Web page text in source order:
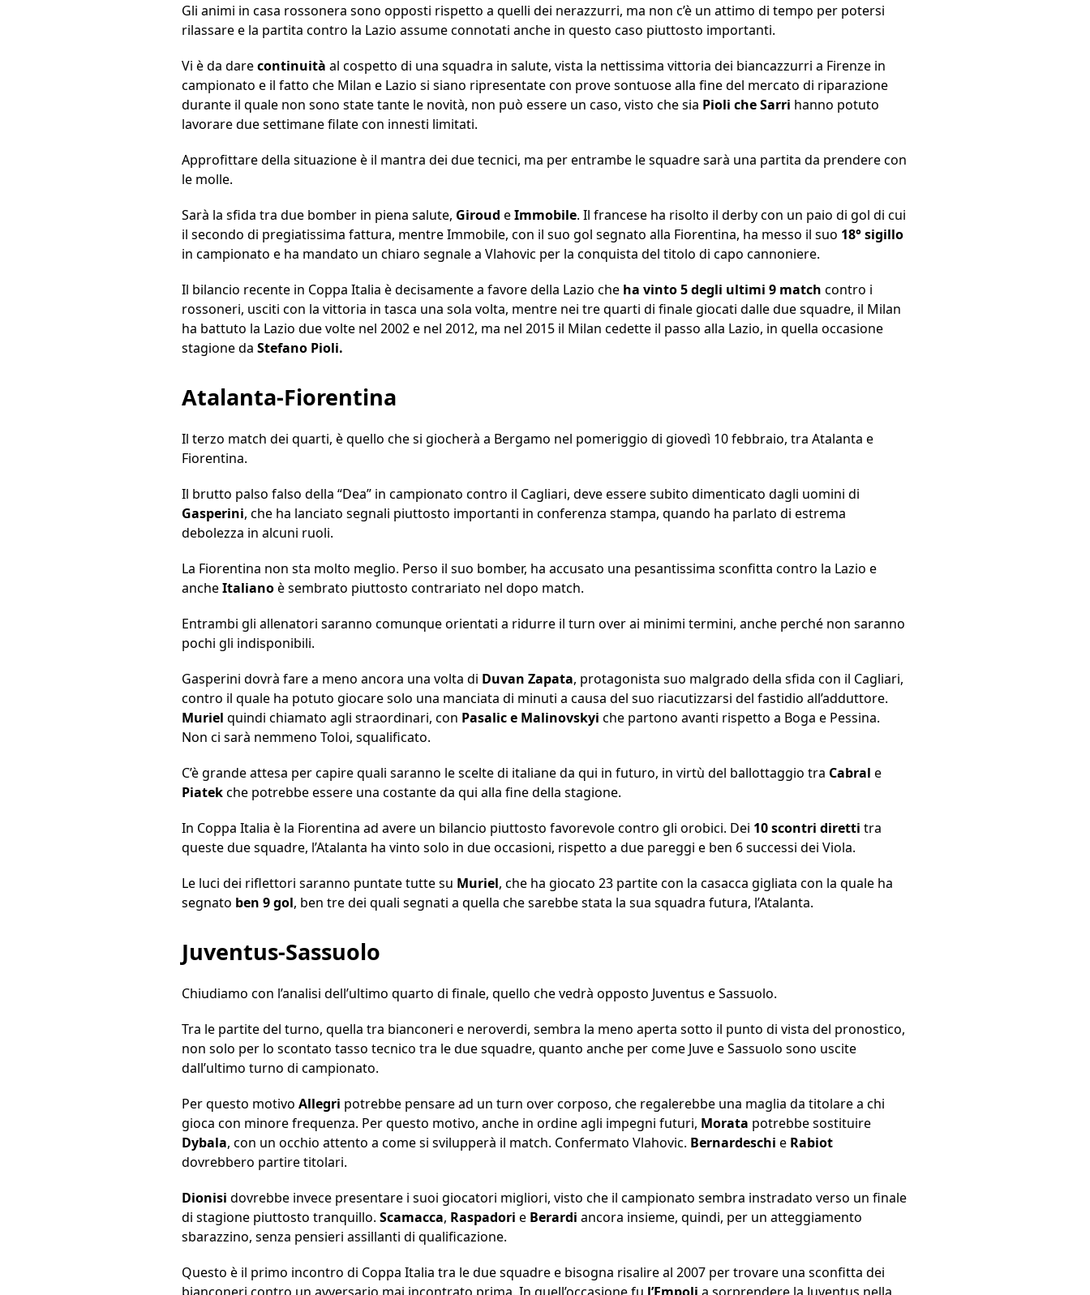
Gli animi in casa rossonera sono opposti rispetto a quelli dei nerazzurri, ma non c’è un attimo di tempo per potersi
rilassare e la partita contro la Lazio assume connotati anche in questo caso piuttosto importanti.
Vi è da darecontinuità al cospetto di una squadra in salute, vista la nettissima vittoria dei biancazzurri a Firenze in
campionato e il fatto che Milan e Lazio si siano ripresentate con prove sontuose alla fine del mercato di riparazione
durante il quale non sono state tante le novità, non può essere un caso, visto che sia Pioli che Sarri hanno potuto
lavorare due settimane filate con innesti limitati.
Approfittare della situazione è il mantra dei due tecnici, ma per entrambe le squadre sarà una partita da prendere con
le molle.
Sarà la sfida tra due bomber in piena salute, Giroud eImmobile. Il francese ha risolto il derby con un paio di gol di cui
il secondo di pregiatissima fattura, mentre Immobile, con il suo gol segnato alla Fiorentina, ha messo il suo 18° sigillo
in campionato e ha mandato un chiaro segnale a Vlahovic per la conquista del titolo di capo cannoniere.
Il bilancio recente in Coppa Italia è decisamente a favore della Lazio che ha vinto 5 degli ultimi 9 match contro i
rossoneri, usciti con la vittoria in tasca una sola volta, mentre nei tre quarti di finale giocati dalle due squadre, il Milan
ha battuto la Lazio due volte nel 2002 e nel 2012, ma nel 2015 il Milan cedette il passo alla Lazio, in quella occasione
stagione da Stefano Pioli.
Atalanta-Fiorentina
Il terzo match dei quarti, è quello che si giocherà a Bergamo nel pomeriggio di giovedì 10 febbraio, tra Atalanta e
Fiorentina.
Il brutto palso falso della “Dea” in campionato contro il Cagliari, deve essere subito dimenticato dagli uomini di
Gasperini, che ha lanciato segnali piuttosto importanti in conferenza stampa, quando ha parlato di estrema
debolezza in alcuni ruoli.
La Fiorentina non sta molto meglio. Perso il suo bomber, ha accusato una pesantissima sconfitta contro la Lazio e
ancheItalianoè sembrato piuttosto contrariato nel dopo match.
Entrambi gli allenatori saranno comunque orientati a ridurre il turn over ai minimi termini, anche perché non saranno
pochi gli indisponibili.
Gasperini dovrà fare a meno ancora una volta di Duvan Zapata, protagonista suo malgrado della sfida con il Cagliari,
contro il quale ha potuto giocare solo una manciata di minuti a causa del suo riacutizzarsi del fastidio all’adduttore.
Muriel quindi chiamato agli straordinari, con Pasalic e Malinovskyi che partono avanti rispetto a Boga e Pessina.
Non ci sarà nemmeno Toloi, squalificato.
C’è grande attesa per capire quali saranno le scelte di italiane da qui in futuro, in virtù del ballottaggio tra Cabral e
Piatekche potrebbe essere una costante da qui alla fine della stagione.
In Coppa Italia è la Fiorentina ad avere un bilancio piuttosto favorevole contro gli orobici. Dei 10 scontri diretti tra
queste due squadre, l’Atalanta ha vinto solo in due occasioni, rispetto a due pareggi e ben 6 successi dei Viola.
Le luci dei riflettori saranno puntate tutte su Muriel, che ha giocato 23 partite con la casacca gigliata con la quale ha
segnato ben 9 gol, ben tre dei quali segnati a quella che sarebbe stata la sua squadra futura, l’Atalanta.
Juventus-Sassuolo
Chiudiamo con l’analisi dell’ultimo quarto di finale, quello che vedrà opposto Juventus e Sassuolo.
Tra le partite del turno, quella tra bianconeri e neroverdi, sembra la meno aperta sotto il punto di vista del pronostico,
non solo per lo scontato tasso tecnico tra le due squadre, quanto anche per come Juve e Sassuolo sono uscite
dall’ultimo turno di campionato.
Per questo motivo Allegri potrebbe pensare ad un turn over corposo, che regalerebbe una maglia da titolare a chi
gioca con minore frequenza. Per questo motivo, anche in ordine agli impegni futuri, Morata potrebbe sostituire
Dybala, con un occhio attento a come si svilupperà il match. Confermato Vlahovic. Bernardeschi e Rabiot
dovrebbero partire titolari.
Dionisi dovrebbe invece presentare i suoi giocatori migliori, visto che il campionato sembra instradato verso un finale
di stagione piuttosto tranquillo. Scamacca, Raspadori e Berardi ancora insieme, quindi, per un atteggiamento
sbarazzino, senza pensieri assillanti di qualificazione.
Questo è il primo incontro di Coppa Italia tra le due squadre e bisogna risalire al 2007 per trovare una sconfitta dei